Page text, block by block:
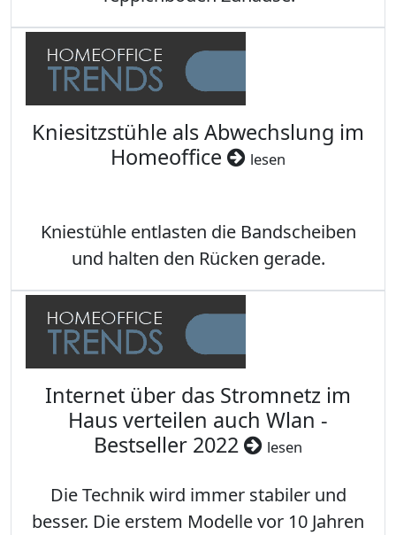
Kniesitzstühle als Abwechslung im
Homeoffice
lesen
Kniestühle entlasten die Bandscheiben
und halten den Rücken gerade.
Internet über das Stromnetz im
Haus verteilen auch Wlan -
Bestseller 2022
lesen
Die Technik wird immer stabiler und
besser. Die erstem Modelle vor 10 Jahren